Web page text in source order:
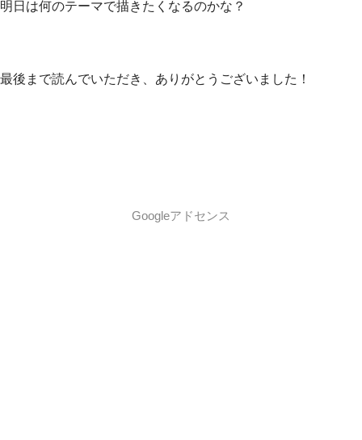
明日は何のテーマで描きたくなるのかな？
最後まで読んでいただき、ありがとうございました！
Googleアドセンス